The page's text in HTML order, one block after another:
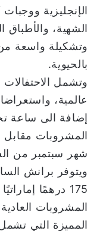
الإنجليزية
الشهية، والأطباق
وتشكيلة واسعة
بالحيوية.
وتشمل
عالمية،
إضافة الى ساعة
شهر سبتمبر من الساعة 6 الى 8
175 درهمًا
المميزة التي